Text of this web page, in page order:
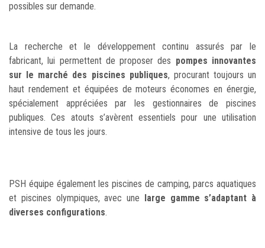
possibles sur demande.
La recherche et le développement continu assurés par le
fabricant, lui permettent de proposer des pompes innovantes
sur le marché des piscines publiques, procurant toujours un
haut rendement et équipées de moteurs économes en énergie,
spécialement appréciées par les gestionnaires de piscines
publiques.Ces atouts s’avèrent essentiels pour une utilisation
intensive de tous les jours.
PSH équipe également les piscines de camping, parcs aquatiques
et piscines olympiques, avec une large gamme s’adaptant à
diverses configurations.